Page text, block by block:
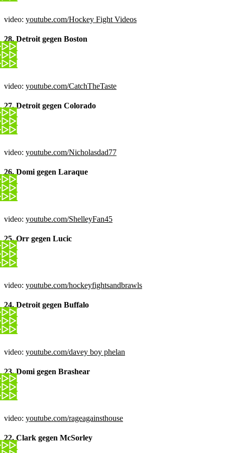
video: youtube.com/Hockey Fight Videos
28. Detroit gegen Boston
video: youtube.com/CatchTheTaste
27. Detroit gegen Colorado
video: youtube.com/Nicholasdad77
26. Domi gegen Laraque
video: youtube.com/ShelleyFan45
25. Orr gegen Lucic
video: youtube.com/hockeyfightsandbrawls
24. Detroit gegen Buffalo
video: youtube.com/davey boy phelan
23. Domi gegen Brashear
video: youtube.com/rageagainsthouse
22. Clark gegen McSorley